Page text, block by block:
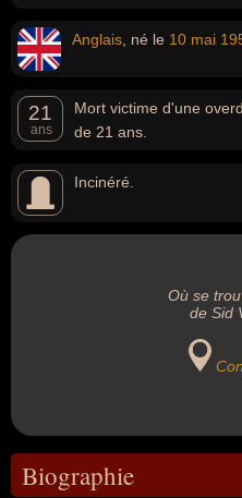
Anglais , né le 10 mai
21
ans
Mort victime d'une
de 21 ans.
Incinéré.
Où se
de Sid
Biographie